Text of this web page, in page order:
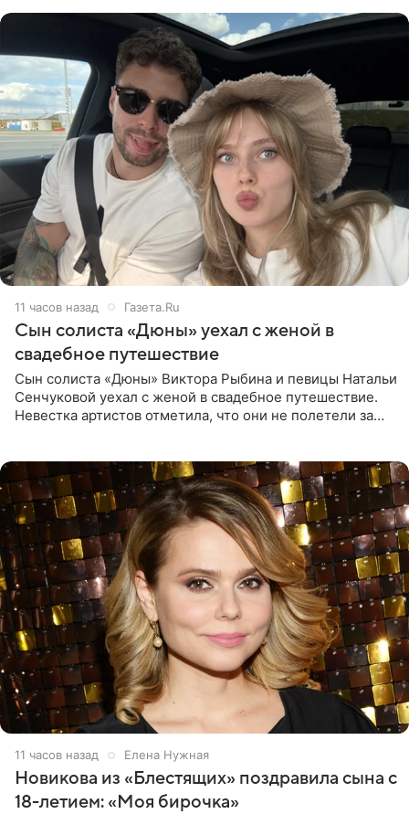
11 часов назад Газета.Ru
Сын солиста «Дюны» уехал с женой в
свадебное путешествие
Сын солиста «Дюны» Виктора Рыбина и певицы Натальи
Сенчуковой уехал с женой в свадебное путешествие.
Невестка артистов отметила, что они не полетели за
11 часов назад Елена Нужная
Новикова из «Блестящих» поздравила сына с
18-летием: «Моя бирочка»